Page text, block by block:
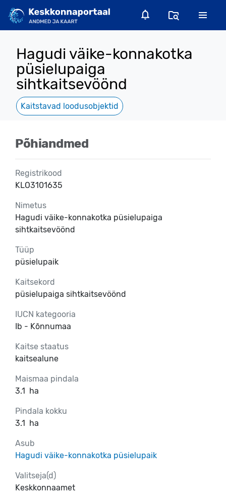
Hagudi väike-konnakotka
püsielupaiga
sihtkaitsevöönd
Kaitstavad loodusobjektid
Põhiandmed
Registrikood
KLO3101635
Nimetus
Hagudi väike-konnakotka püsielupaiga
sihtkaitsevöönd
Tüüp
püsielupaik
Kaitsekord
püsielupaiga sihtkaitsevöönd
IUCN kategooria
Ib - Kõnnumaa
Kaitse staatus
kaitsealune
Maismaa pindala
3.1 ha
Pindala kokku
3.1 ha
Asub
Hagudi väike-konnakotka püsielupaik
Valitseja(d)
Keskkonnaamet